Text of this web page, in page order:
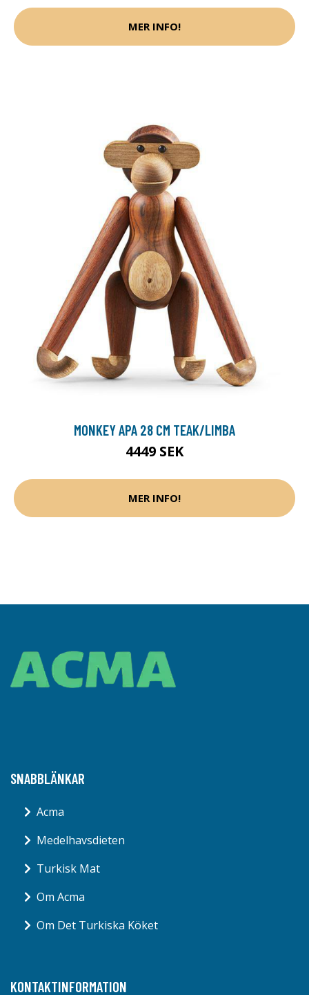
MER INFO!
MONKEY APA 28 CM TEAK/LIMBA
4449 SEK
MER INFO!
SNABBLÄNKAR
Acma
Medelhavsdieten
Turkisk Mat
Om Acma
Om Det Turkiska Köket
KONTAKTINFORMATION